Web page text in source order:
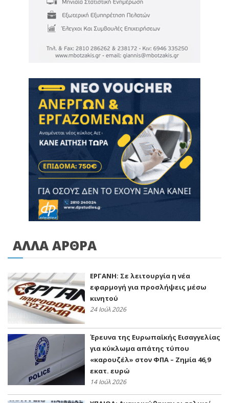
ΑΛΛΑ ΑΡΘΡΑ
ΕΡΓΑΝΗ: Σε λειτουργία η νέα
εφαρμογή για προσλήψεις μέσω
κινητού
24 Ιούλ 2026
Έρευνα της Ευρωπαϊκής Εισαγγελίας
για κύκλωμα απάτης τύπου
«καρουζέλ» στον ΦΠΑ – Ζημία 46,9
εκατ. ευρώ
14 Ιούλ 2026